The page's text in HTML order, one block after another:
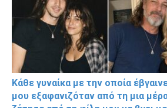
Κάθε γυναίκα με την οποία
μου εξαφανιζόταν από τη μια